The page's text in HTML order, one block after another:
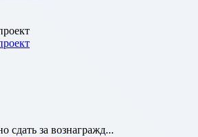
за вознагражд...